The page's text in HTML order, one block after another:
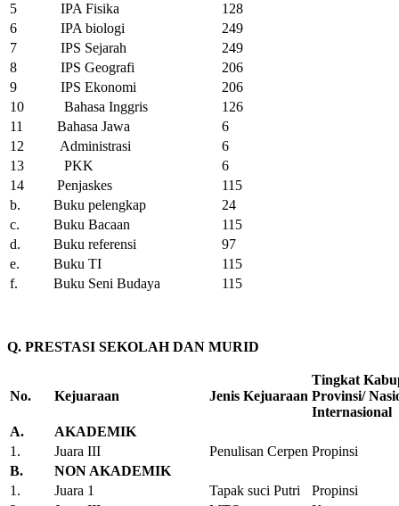
5
IPA Fisika
128
6
IPA biologi
249
7
IPS Sejarah
249
8
IPS Geografi
206
9
IPS Ekonomi
206
10
Bahasa Inggris
126
11
Bahasa Jawa
6
12
Administrasi
6
13
PKK
6
14
Penjaskes
115
b.
Buku pelengkap
24
c.
Buku Bacaan
115
d.
Buku referensi
97
e.
Buku TI
115
f.
Buku Seni Budaya 115
Q. PRESTASI SEKOLAH DAN MURID
No. Kejuaraan Jenis Kejuaraan
Tingkat
Provinsi/
Internasional
A.
AKADEMIK
1.
Juara III Penulisan Cerpen Propinsi
B.
NON AKADEMIK
1.
Juara 1 Tapak suci Putri
Propinsi